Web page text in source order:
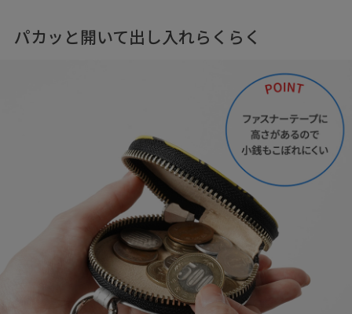
パカッと開いて出し入れらくらく